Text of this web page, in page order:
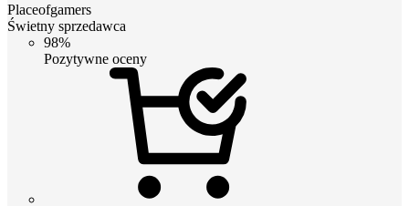
Placeofgamers
Świetny sprzedawca
98%
Pozytywne oceny